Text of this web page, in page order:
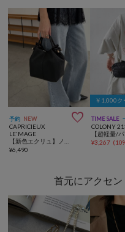
予約 NEW 
CAPRICIEUX
LE'MAGE
¥6,490
￥1,000ク
TIME SALE
COLONY
¥3,267 (
首元にアクセン